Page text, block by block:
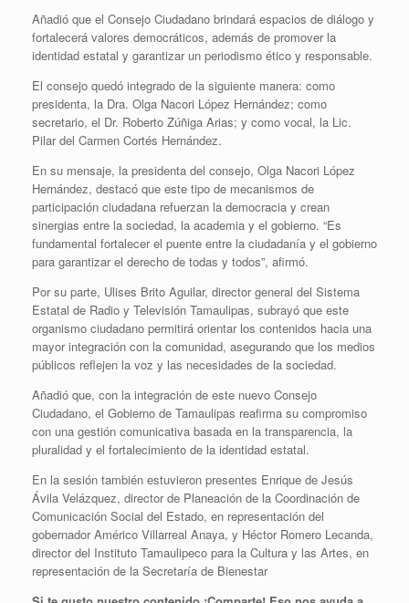
Añadió que el Consejo Ciudadano brindará espacios de diálogo y
fortalecerá valores democráticos, además de promover la
identidad estatal y garantizar un periodismo ético y responsable.
El consejo quedó integrado de la siguiente manera: como
presidenta, la Dra. Olga Nacori López Hernández; como
secretario, el Dr. Roberto Zúñiga Arias; y como vocal, la Lic.
Pilar del Carmen Cortés Hernández.
En su mensaje, la presidenta del consejo, Olga Nacori López
Hernández, destacó que este tipo de mecanismos de
participación ciudadana refuerzan la democracia y crean
sinergias entre la sociedad, la academia y el gobierno. “Es
fundamental fortalecer el puente entre la ciudadanía y el gobierno
para garantizar el derecho de todas y todos”, afirmó.
Por su parte, Ulises Brito Aguilar, director general del Sistema
Estatal de Radio y Televisión Tamaulipas, subrayó que este
organismo ciudadano permitirá orientar los contenidos hacia una
mayor integración con la comunidad, asegurando que los medios
públicos reflejen la voz y las necesidades de la sociedad.
Añadió que, con la integración de este nuevo Consejo
Ciudadano, el Gobierno de Tamaulipas reafirma su compromiso
con una gestión comunicativa basada en la transparencia, la
pluralidad y el fortalecimiento de la identidad estatal.
En la sesión también estuvieron presentes Enrique de Jesús
Ávila Velázquez, director de Planeación de la Coordinación de
Comunicación Social del Estado, en representación del
gobernador Américo Villarreal Anaya, y Héctor Romero Lecanda,
director del Instituto Tamaulipeco para la Cultura y las Artes, en
representación de la Secretaría de Bienestar